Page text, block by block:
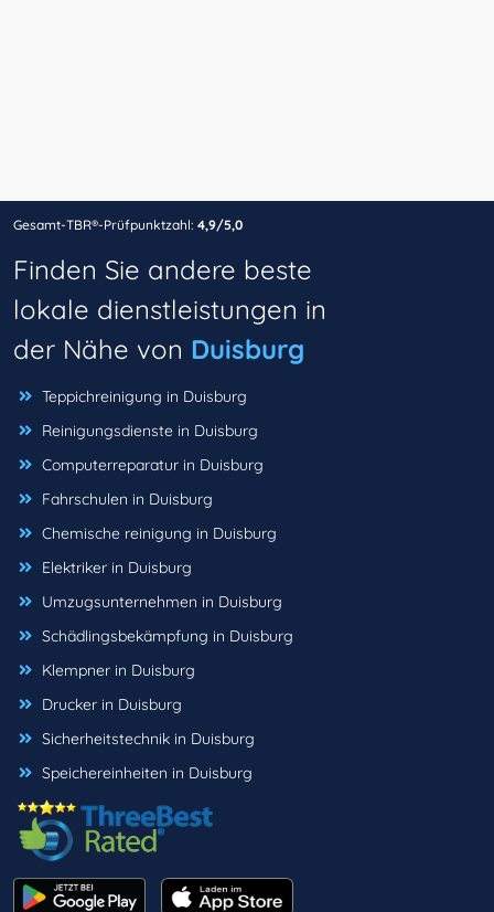
Gesamt-TBR®-Prüfpunktzahl: 4,9/5,0
Finden Sie andere beste
lokale dienstleistungen in
der Nähe von Duisburg
Teppichreinigung in Duisburg
Reinigungsdienste in Duisburg
Computerreparatur in Duisburg
Fahrschulen in Duisburg
Chemische reinigung in Duisburg
Elektriker in Duisburg
Umzugsunternehmen in Duisburg
Schädlingsbekämpfung in Duisburg
Klempner in Duisburg
Drucker in Duisburg
Sicherheitstechnik in Duisburg
Speichereinheiten in Duisburg